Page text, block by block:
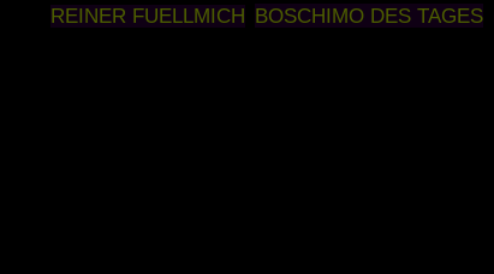
REINER FUELLMICH BOSCHIMO DES TAGES